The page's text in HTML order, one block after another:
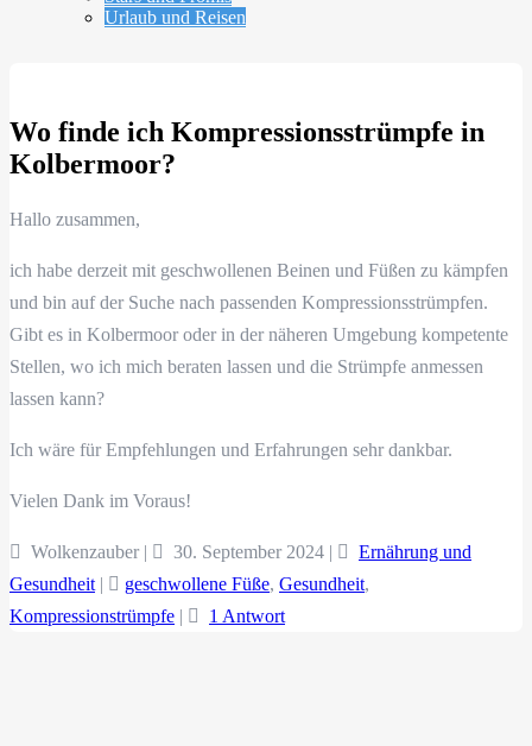
Urlaub und Reisen
Wo finde ich Kompressionsstrümpfe in
Kolbermoor?
Hallo zusammen,
ich habe derzeit mit geschwollenen Beinen und Füßen zu kämpfen
und bin auf der Suche nach passenden Kompressionsstrümpfen.
Gibt es in Kolbermoor oder in der näheren Umgebung kompetente
Stellen, wo ich mich beraten lassen und die Strümpfe anmessen
lassen kann?
Ich wäre für Empfehlungen und Erfahrungen sehr dankbar.
Vielen Dank im Voraus!
Wolkenzauber | 30. September 2024 |
Ernährung und
Gesundheit| geschwollene Füße, Gesundheit,
Kompressionstrümpfe | 1 Antwort